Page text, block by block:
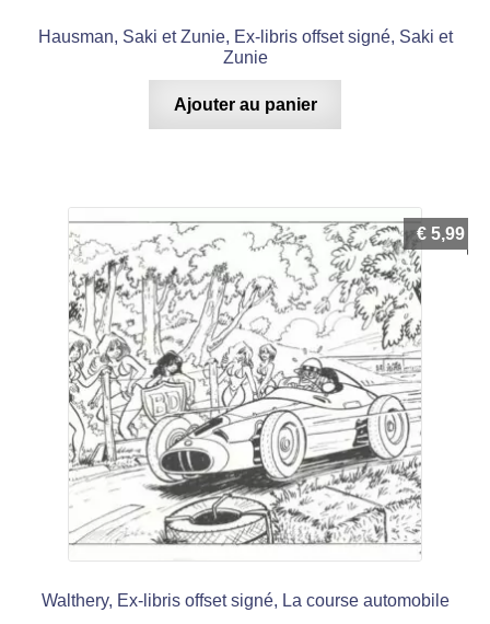
Hausman, Saki et Zunie, Ex-libris offset signé, Saki et
Zunie
Ajouter au panier
Walthery, Ex-libris offset signé, La course automobile
€ 5,99